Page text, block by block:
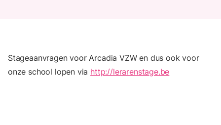
Stageaanvragen voor Arcadia VZW en dus ook voor
onze school lopen via http://lerarenstage.be